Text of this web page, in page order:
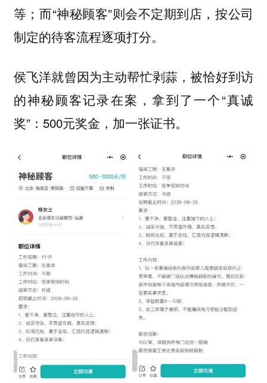
等；而“神秘顾客”则会不定期到店，按公司
制定的待客流程逐项打分。
侯飞洋就曾因为主动帮忙剥蒜，被恰好到访
的神秘顾客记录在案，拿到了一个“真诚
奖”：500元奖金，加一张证书。